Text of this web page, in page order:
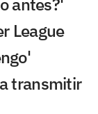
League
transmitir